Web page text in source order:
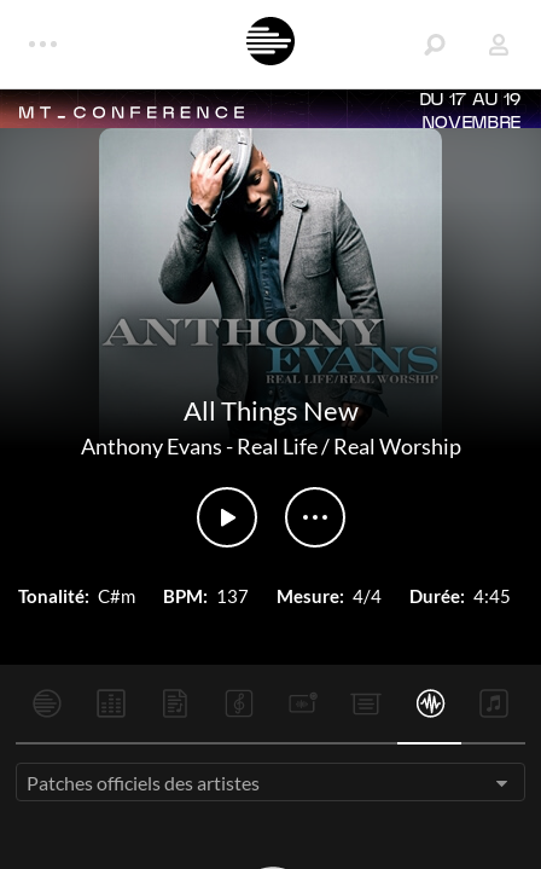
DU 17 AU 19
NOVEMBRE
All Things New
Anthony Evans-Real Life / Real Worship
Tonalité: C#m BPM: 137 Mesure: 4/4 Durée: 4:45
Patches officiels des artistes